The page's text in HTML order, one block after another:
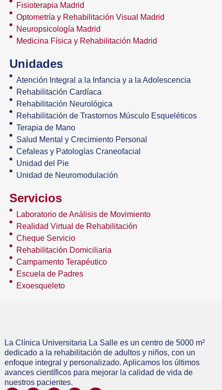
Fisioterapia Madrid
Optometría y Rehabilitación Visual Madrid
Neuropsicología Madrid
Medicina Física y Rehabilitación Madrid
Unidades
Atención Integral a la Infancia y a la Adolescencia
Rehabilitación Cardíaca
Rehabilitación Neurológica
Rehabilitación de Trastornos Músculo Esqueléticos
Terapia de Mano
Salud Mental y Crecimiento Personal
Cefaleas y Patologías Craneofacial
Unidad del Pie
Unidad de Neuromodulación
Servicios
Laboratorio de Análisis de Movimiento
Realidad Virtual de Rehabilitación
Cheque Servicio
Rehabilitación Domiciliaria
Campamento Terapéutico
Escuela de Padres
Exoesqueleto
La Clínica Universitaria La Salle es un centro de 5000 m²
dedicado a la rehabilitación de adultos y niños, con un
enfoque integral y personalizado. Aplicamos los últimos
avances científicos para mejorar la calidad de vida de
nuestros pacientes.